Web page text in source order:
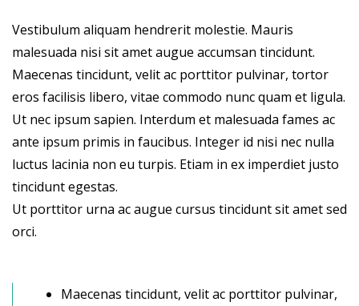
Vestibulum aliquam hendrerit molestie. Mauris
malesuada nisi sit amet augue accumsan tincidunt.
Maecenas tincidunt, velit ac porttitor pulvinar, tortor
eros facilisis libero, vitae commodo nunc quam et ligula.
Ut nec ipsum sapien. Interdum et malesuada fames ac
ante ipsum primis in faucibus. Integer id nisi nec nulla
luctus lacinia non eu turpis. Etiam in ex imperdiet justo
tincidunt egestas.
Ut porttitor urna ac augue cursus tincidunt sit amet sed
orci.
Maecenas tincidunt, velit ac porttitor pulvinar,